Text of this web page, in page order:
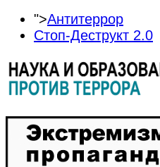
">Антитеррор
Стоп-Деструкт 2.0